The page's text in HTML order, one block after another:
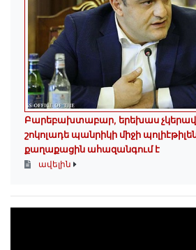
Բարեբախտաբար, երեխաս չկերավ
շոկոլադե պանրիկի միջի
քաղաքացին ահազանգում է
ավելին